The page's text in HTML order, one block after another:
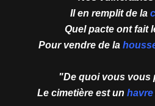
Il en remplit de la
Quel pacte ont fait
Pour vendre de la
"De quoi vous vous
Le cimetière est un havre